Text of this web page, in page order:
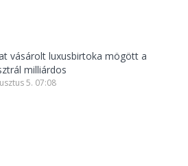
vásárolt luxusbirtoka mögött a
milliárdos
5. 07:08